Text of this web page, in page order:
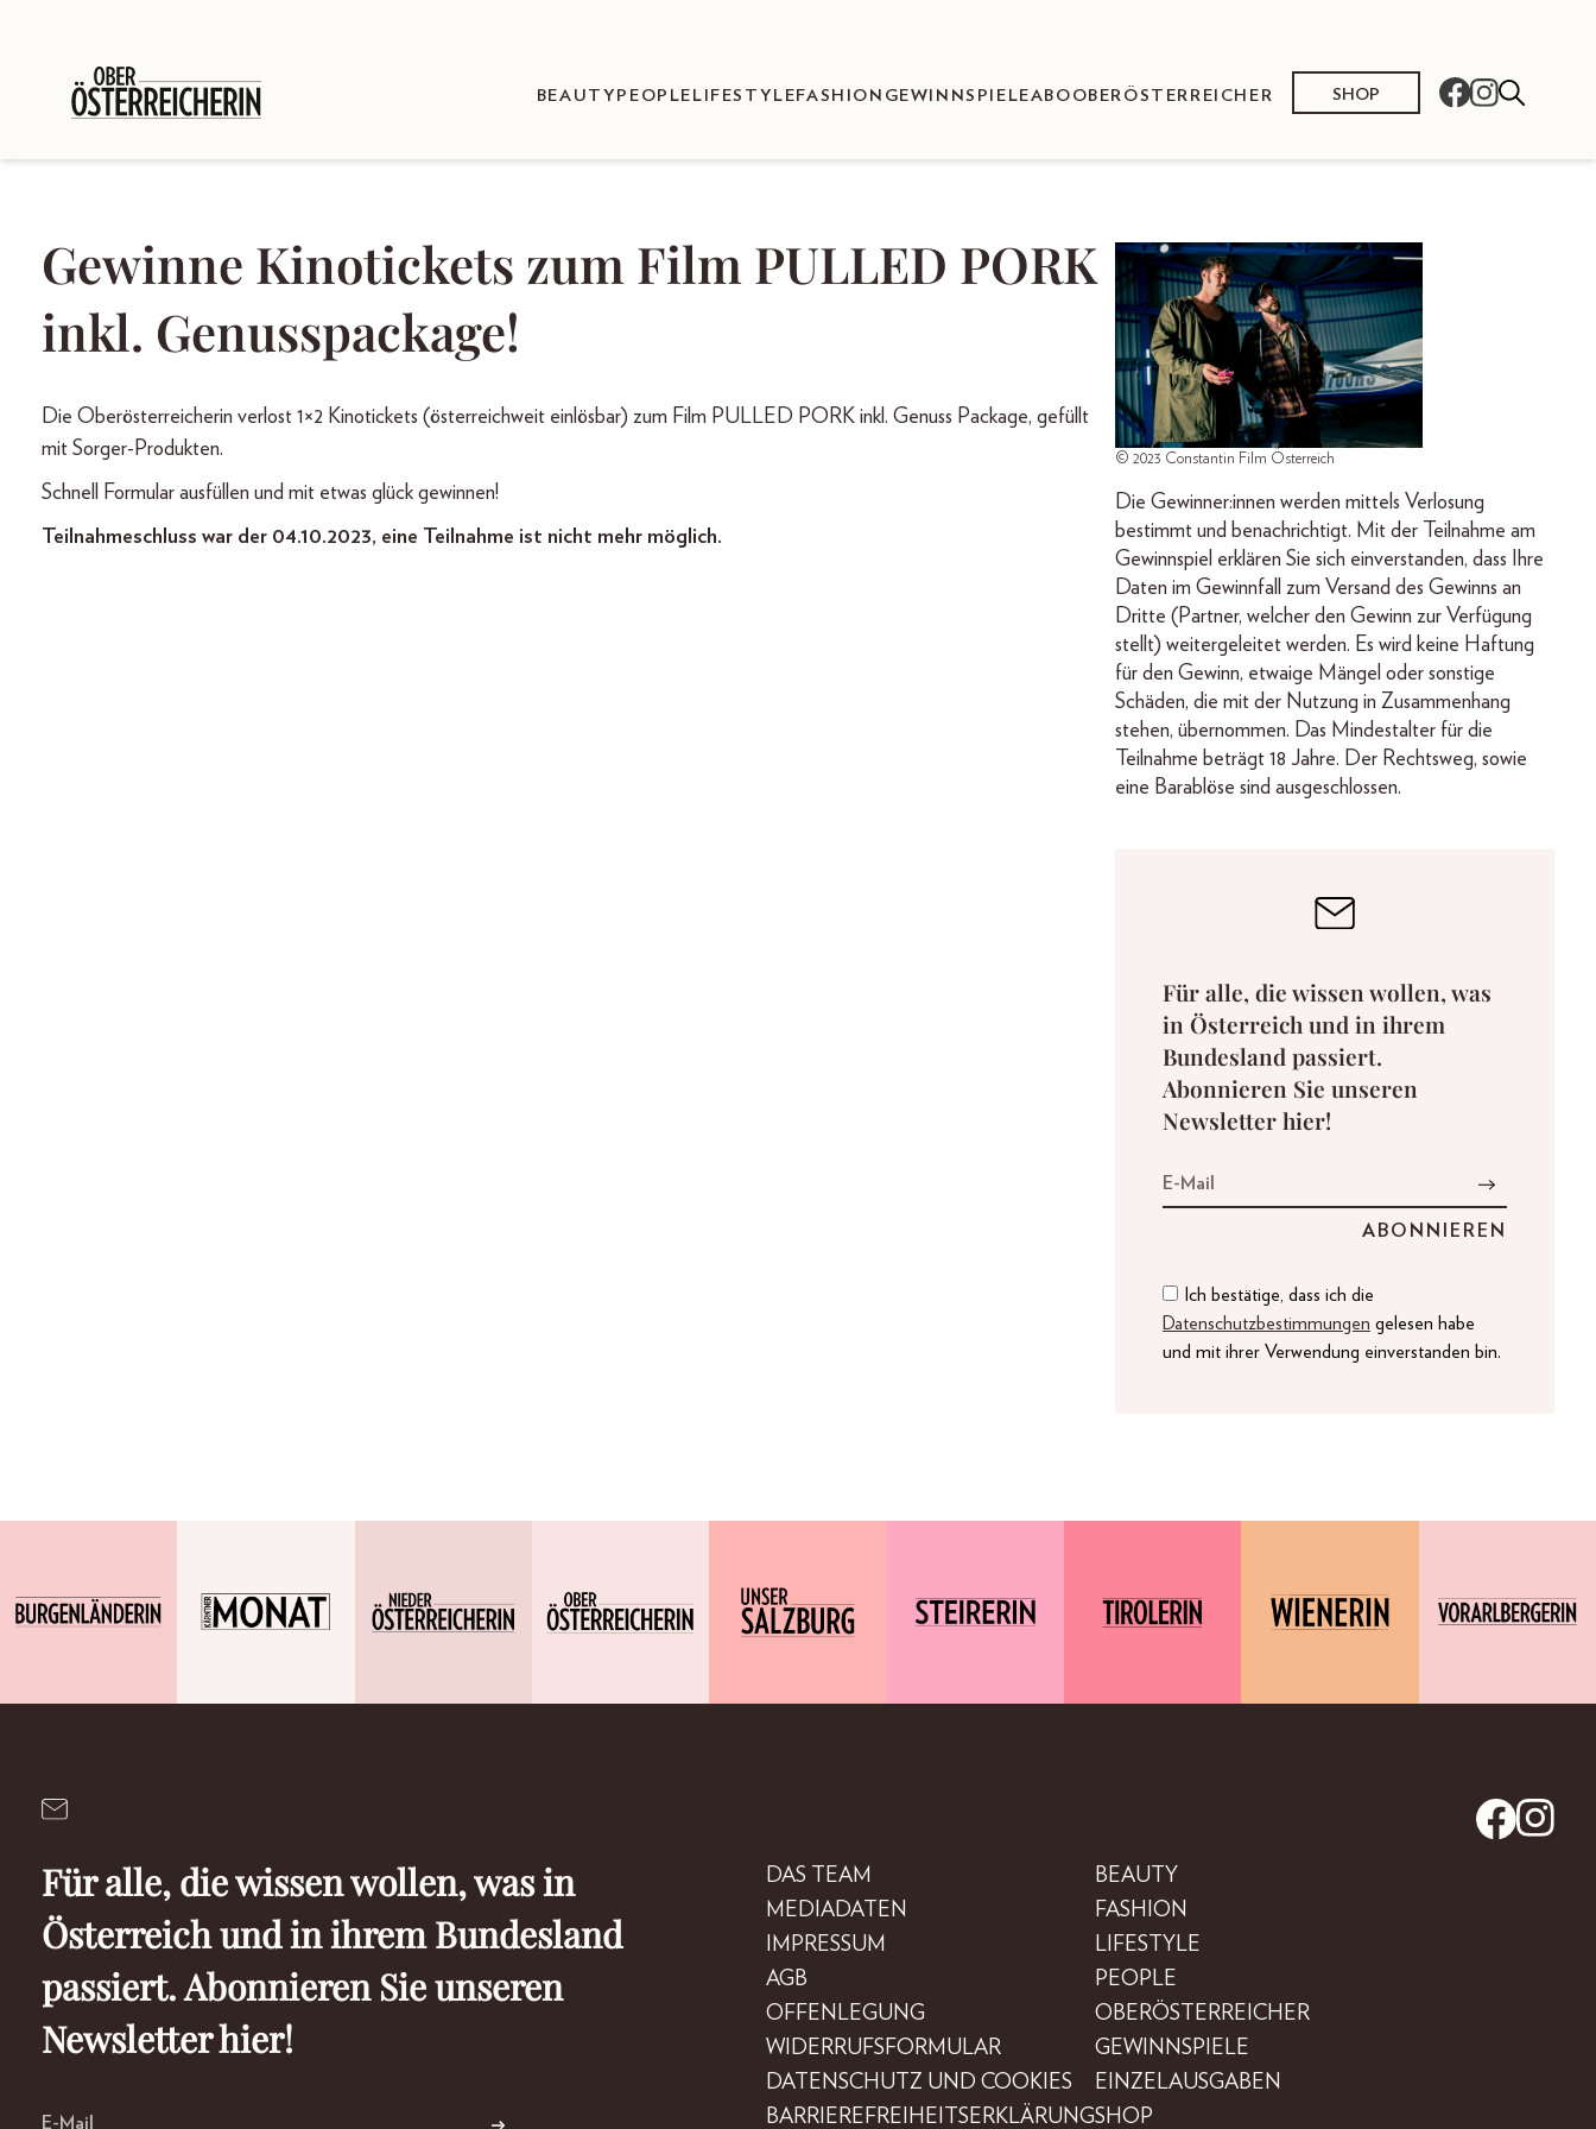
BEAUTY PEOPLE LIFESTYLEFASHION GEWINNSPIELEABO OBERÖSTERREICHER SHOP
Gewinne Kinotickets zum Film PULLED PORK
inkl. Genusspackage!
Die Oberösterreicherin verlost 1×2 Kinotickets (österreichweit einlösbar) zum Film PULLED PORK inkl. Genuss Package, gefüllt
mit Sorger-Produkten.
Schnell Formular ausfüllen und mit etwas glück gewinnen!
Teilnahmeschluss war der 04.10.2023, eine Teilnahme ist nicht mehr möglich.
© 2023 Constantin Film Österreich
Die Gewinner:innen werden mittels Verlosung
bestimmt und benachrichtigt. Mit der Teilnahme am
Gewinnspiel erklären Sie sich einverstanden, dass Ihre
Daten im Gewinnfall zum Versand des Gewinns an
Dritte (Partner, welcher den Gewinn zur Verfügung
stellt) weitergeleitet werden. Es wird keine Haftung
für den Gewinn, etwaige Mängel oder sonstige
Schäden, die mit der Nutzung in Zusammenhang
stehen, übernommen. Das Mindestalter für die
Teilnahme beträgt 18 Jahre. Der Rechtsweg, sowie
eine Barablöse sind ausgeschlossen.
Für alle, die wissen wollen, was
in Österreich und in ihrem
Bundesland passiert.
Abonnieren Sie unseren
Newsletter hier!
Ich bestätige, dass ich die
Datenschutzbestimmungen gelesen habe
und mit ihrer Verwendung einverstanden bin.
Für alle, die wissen wollen, was in
Österreich und in ihrem Bundesland
passiert. Abonnieren Sie unseren
Newsletter hier!
DAS TEAM
MEDIADATEN
IMPRESSUM
AGB
OFFENLEGUNG
WIDERRUFSFORMULAR
DATENSCHUTZ UND COOKIES
BARRIEREFREIHEITSERKLÄRUNG
BEAUTY
FASHION
LIFESTYLE
PEOPLE
OBERÖSTERREICHER
GEWINNSPIELE
EINZELAUSGABEN
SHOP